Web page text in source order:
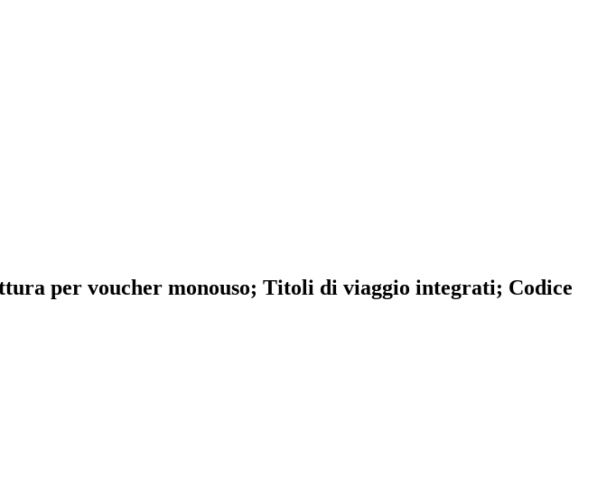
per voucher monouso; Titoli di viaggio integrati; Codice